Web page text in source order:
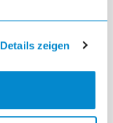
Details zeigen